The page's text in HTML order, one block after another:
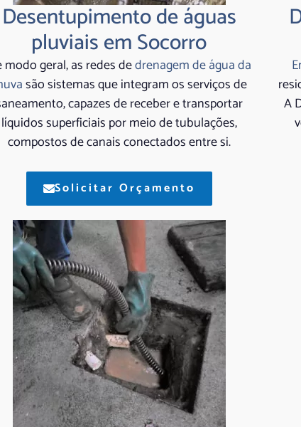
Desentupimento de águas
pluviais em Socorro
modo geral, as redes dedrenagem de água da
são sistemas que integram os serviços de
capazes de receber e transportar
líquidos superficiais por meio de tubulações,
compostos de canais conectados entre si.
Solicitar Orçamento
A